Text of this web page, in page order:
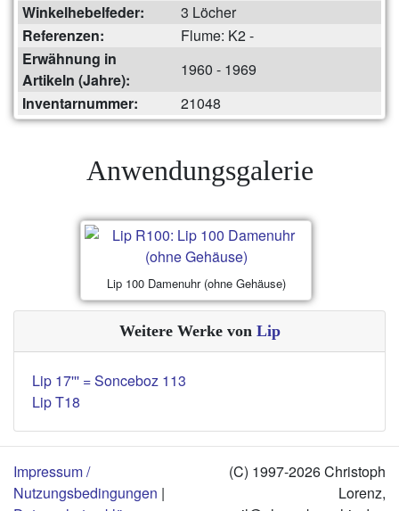
Winkelhebelfeder:
3 Löcher
Referenzen:
Flume: K2 -
Erwähnung in
Artikeln (Jahre):
1960 - 1969
Inventarnummer:
21048
Anwendungsgalerie
Lip 100 Damenuhr (ohne Gehäuse)
Weitere Werke von Lip
Lip 17''' = Sonceboz 113
Lip T18
Impressum /
Nutzungsbedingungen |
(C) 1997-2026 Christoph
Lorenz,